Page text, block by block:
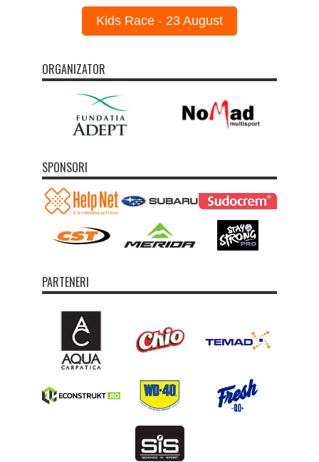
Kids Race - 23 August
ORGANIZATOR
SPONSORI
PARTENERI